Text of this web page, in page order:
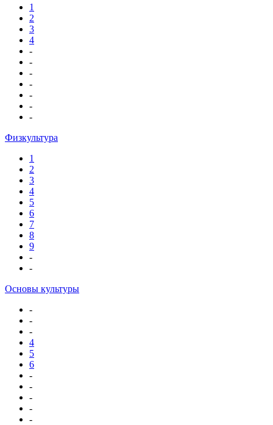
1
2
3
4
-
-
-
-
-
-
-
Физкультура
1
2
3
4
5
6
7
8
9
-
-
Основы культуры
-
-
-
4
5
6
-
-
-
-
-